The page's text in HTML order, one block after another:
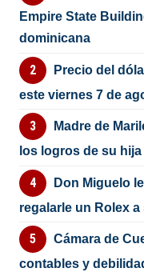
Empire State
dominicana
Precio del
este viernes 7 de
Madre de
los logros de su hija
Don Miguelo
regalarle un Rolex a
Cámara de
contables y